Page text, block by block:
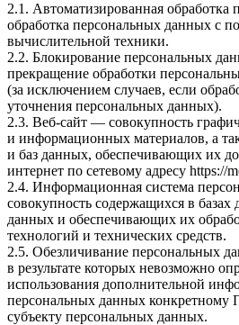
2.1. Автоматизированная
обработка персональных данных с
вычислительной техники.
2.2. Блокирование персональных
прекращение обработки
(за исключением случаев, если
уточнения персональных данных).
2.3. Веб-сайт — совокупность
и информационных материалов, а
и баз данных, обеспечивающих их
интернет по сетевому адресу https://
2.4. Информационная система
совокупность содержащихся в
данных и обеспечивающих их
технологий и технических средств.
2.5. Обезличивание персональных
в результате которых невозможно
использования дополнительной
персональных данных конкретному
субъекту персональных данных.